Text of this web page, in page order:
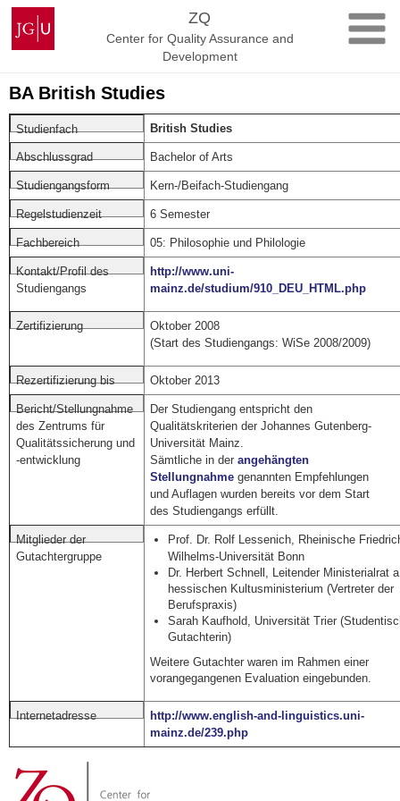
Skip
content
Johannes
Gutenberg
University
ZQ
Center for Quality Assurance and
Development
BA British Studies
Studienfach British Studies
Abschlussgrad Bachelor of Arts
Studiengangsform Kern-/Beifach-Studiengang
Regelstudienzeit 6 Semester
Fachbereich 05: Philosophie und Philologie
Kontakt/Profil des
Studiengangs
http://www.uni-
mainz.de/studium/910_DEU_HTML.php
Zertifizierung
Oktober 2008
(Start des Studiengangs: WiSe 2008/2009)
Rezertifizierung bis Oktober 2013
Bericht/Stellungnahme
des Zentrums für
Qualitätssicherung und
-entwicklung
Der Studiengang entspricht den
Qualitätskriterien der Johannes Gutenberg-
Universität Mainz.
Sämtliche in derangehängten
Stellungnahme genannten Empfehlungen
und Auflagen wurden bereits vor dem Start
des Studiengangs erfüllt.
Mitglieder der
Gutachtergruppe
Prof. Dr. Rolf Lessenich, Rheinische
Wilhelms-Universität Bonn
Dr. Herbert Schnell, Leitender Ministerialrat
hessischen Kultusministerium (Vertreter der
Berufspraxis)
Sarah Kaufhold, Universität Trier
Gutachterin)
Weitere Gutachter waren im Rahmen einer
vorangegangenen Evaluation eingebunden.
Internetadresse
http://www.english-and-linguistics.uni-
mainz.de/239.php